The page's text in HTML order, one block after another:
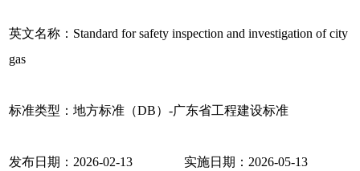
英文名称：Standard for safety inspection and investigation of city
gas
标准类型：地方标准（DB）-广东省工程建设标准
发布日期：2026-02-13 实施日期：2026-05-13